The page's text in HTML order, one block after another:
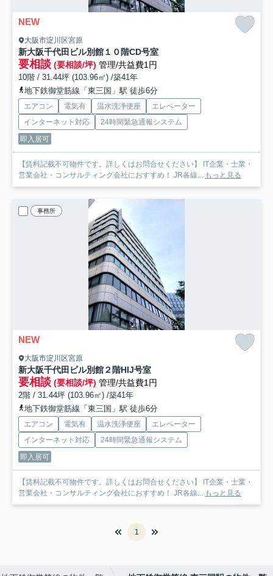
NEW
大阪市淀川区宮原
新大阪千代田ビル別館１０階CD号室
要相談 (要相談/坪) 管理/共益費1円
10階 / 31.44坪 (103.96㎡) /築41年
地下鉄御堂筋線「東三国」駅 徒歩6分
エアコン 電気有 温水洗浄便座
エレベーター
インターネット対応
24時間緊急通報システム
即入居可
【賃料記載不可物件です。詳しくはお問合せください】 IT企業・士業・
営業会社・コンサルティング会社におすすめ！ JR各線...
もっと見る
事務所
NEW
大阪市淀川区宮原
新大阪千代田ビル別館２階HIJ号室
要相談 (要相談/坪) 管理/共益費1円
2階 / 31.44坪 (103.96㎡) /築41年
地下鉄御堂筋線「東三国」駅 徒歩6分
エアコン 電気有 温水洗浄便座
エレベーター
インターネット対応
24時間緊急通報システム
即入居可
【賃料記載不可物件です。詳しくはお問合せください】 IT企業・士業・
営業会社・コンサルティング会社におすすめ！ JR各線...
もっと見る
1